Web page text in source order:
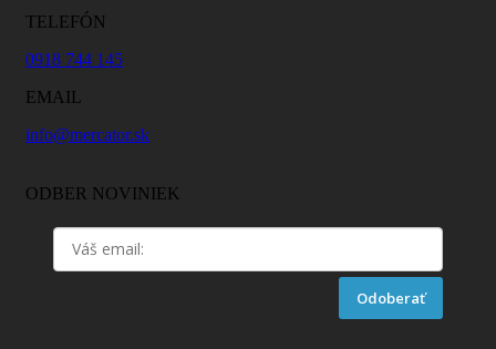
TELEFÓN
0918 744 145
EMAIL
info@mercator.sk
ODBER NOVINIEK
Odoberať